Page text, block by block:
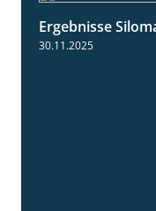
Ergebnisse
30.11.2025